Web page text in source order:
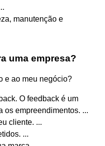
manutenção e
uma empresa?
e ao meu negócio?
O feedback é um
os empreendimentos. ...
cliente. ...
...